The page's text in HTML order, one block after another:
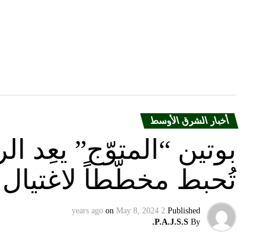
أخبار الشرق الأوسط
بوتين “المتوّج”
تُحبط مخطّطاً
Published
2 years ago
on May 8, 2024
By
P.A.J.S.S.